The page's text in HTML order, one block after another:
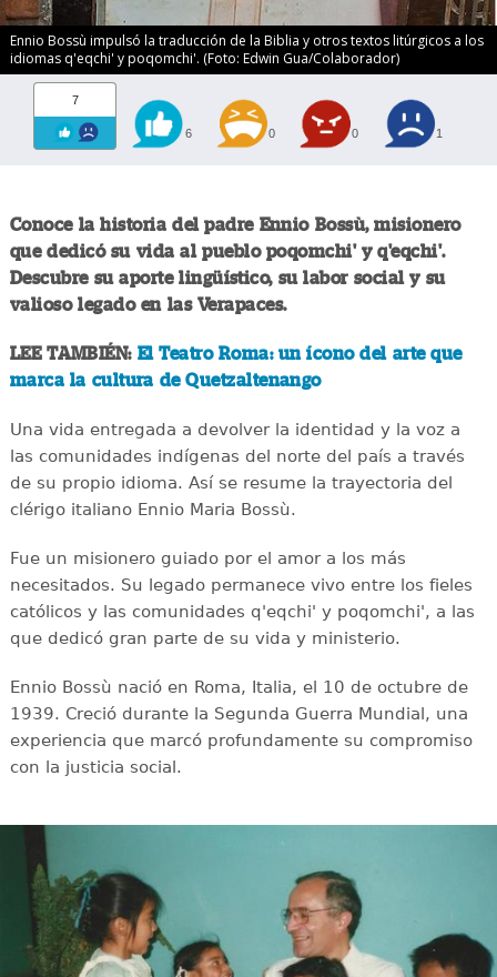
Ennio Bossù impulsó la traducción de la Biblia y otros textos litúrgicos a los
idiomas q'eqchi' y poqomchi'. (Foto: Edwin Gua/Colaborador)
7
6 0 0 1
Conoce la historia del padre Ennio Bossù, misionero
que dedicó su vida al pueblo poqomchi' y q'eqchi'.
Descubre su aporte lingüístico, su labor social y su
valioso legado en las Verapaces.
LEE TAMBIÉN: El Teatro Roma: un ícono del arte que
marca la cultura de Quetzaltenango
Una vida entregada a devolver la identidad y la voz a
las comunidades indígenas del norte del país a través
de su propio idioma. Así se resume la trayectoria del
clérigo italiano Ennio Maria Bossù.
Fue un misionero guiado por el amor a los más
necesitados. Su legado permanece vivo entre los fieles
católicos y las comunidades q'eqchi' y poqomchi', a las
que dedicó gran parte de su vida y ministerio.
Ennio Bossù nació en Roma, Italia, el 10 de octubre de
1939. Creció durante la Segunda Guerra Mundial, una
experiencia que marcó profundamente su compromiso
con la justicia social.